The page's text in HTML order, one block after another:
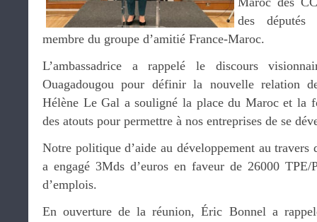
des députés
membre du groupe d’amitié France-Maroc.
L’ambassadrice a rappelé le discours
Ouagadougou pour définir la nouvelle relation
Hélène Le Gal a souligné la place du Maroc et la
des atouts pour permettre à nos entreprises de se
Notre politique d’aide au développement au
a engagé 3Mds d’euros en faveur de 26000
d’emplois.
En ouverture de la réunion, Éric Bonnel a